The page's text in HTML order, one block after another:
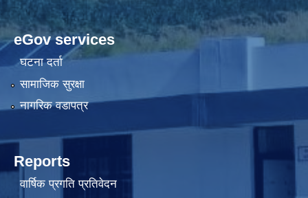
eGov services
घटना दर्ता
सामाजिक सुरक्षा
नागरिक वडापत्र
Reports
वार्षिक प्रगति प्रतिवेदन